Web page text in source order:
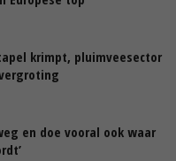
krimpt, pluimveesector
en doe vooral ook waar